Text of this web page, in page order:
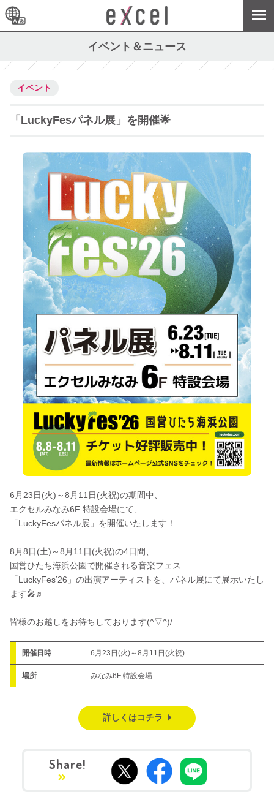
イベント＆ニュース
イベント
「LuckyFesパネル展」を開催🌟
6月23日(火)～8月11日(火祝)の期間中、
エクセルみなみ6F 特設会場にて、
「LuckyFesパネル展」を開催いたします！
8月8日(土)～8月11日(火祝)の4日間、
国営ひたち海浜公園で開催される音楽フェス
「LuckyFes’26」の出演アーティストを、パネル展にて展示いたし
ます🎤♬
皆様のお越しをお待ちしております(^▽^)/
開催日時 6月23日(火)～8月11日(火祝)
場所 みなみ6F 特設会場
詳しくはコチラ